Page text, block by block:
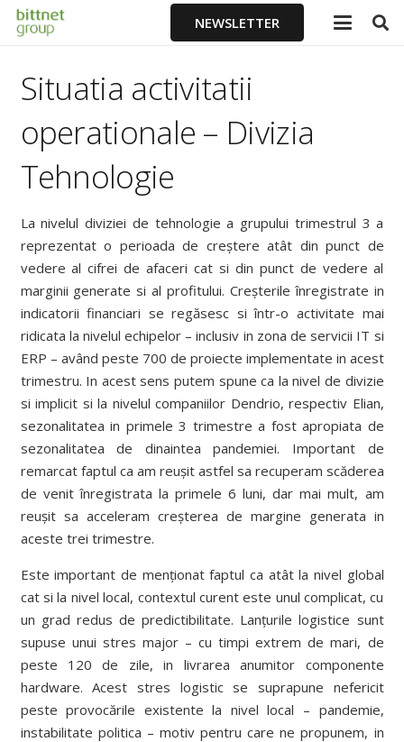
NEWSLETTER
Situatia activitatii
operationale – Divizia
Tehnologie
La nivelul diviziei de tehnologie a grupului trimestrul 3 a
reprezentat o perioada de creștere atât din punct de
vedere al cifrei de afaceri cat si din punct de vedere al
marginii generate si al profitului. Creșterile înregistrate in
indicatorii financiari se regăsesc si într-o activitate mai
ridicata la nivelul echipelor – inclusiv in zona de servicii IT si
ERP – având peste 700 de proiecte implementate in acest
trimestru. In acest sens putem spune ca la nivel de divizie
si implicit si la nivelul companiilor Dendrio, respectiv Elian,
sezonalitatea in primele 3 trimestre a fost apropiata de
sezonalitatea de dinaintea pandemiei. Important de
remarcat faptul ca am reușit astfel sa recuperam scăderea
de venit înregistrata la primele 6 luni, dar mai mult, am
reușit sa acceleram creșterea de margine generata in
aceste trei trimestre.
Este important de menționat faptul ca atât la nivel global
cat si la nivel local, contextul curent este unul complicat, cu
un grad redus de predictibilitate. Lanțurile logistice sunt
supuse unui stres major – cu timpi extrem de mari, de
peste 120 de zile, in livrarea anumitor componente
hardware. Acest stres logistic se suprapune nefericit
peste provocările existente la nivel local – pandemie,
instabilitate politica – motiv pentru care ne propunem, in